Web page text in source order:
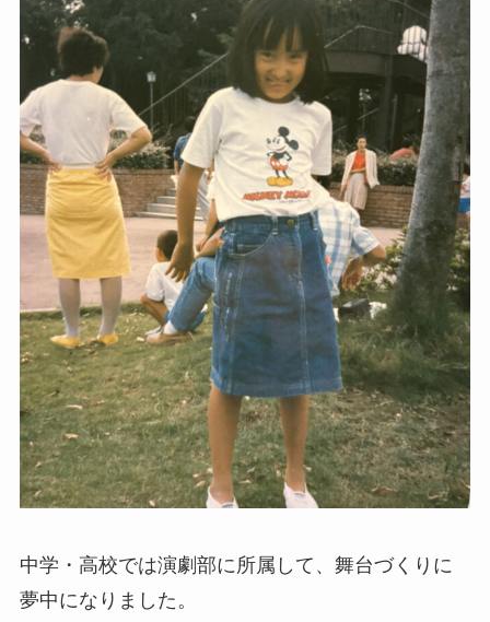
中学・高校では演劇部に所属して、舞台づくりに
夢中になりました。